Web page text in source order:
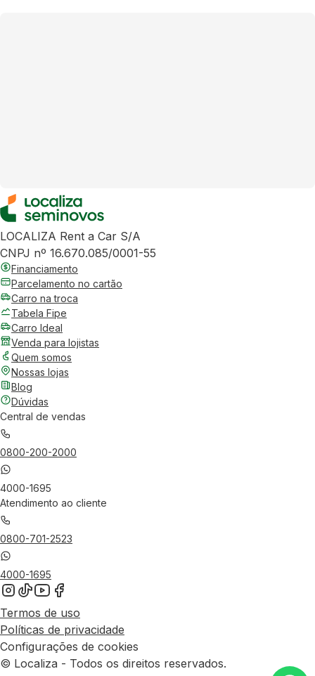
LOCALIZA Rent a Car S/A
CNPJ nº 16.670.085/0001-55
Financiamento
Parcelamento no cartão
Carro na troca
Tabela Fipe
Carro Ideal
Venda para lojistas
Quem somos
Nossas lojas
Blog
Dúvidas
Central de vendas
0800-200-2000
4000-1695
Atendimento ao cliente
0800-701-2523
4000-1695
Termos de uso
Políticas de privacidade
Configurações de cookies
© Localiza - Todos os direitos reservados.